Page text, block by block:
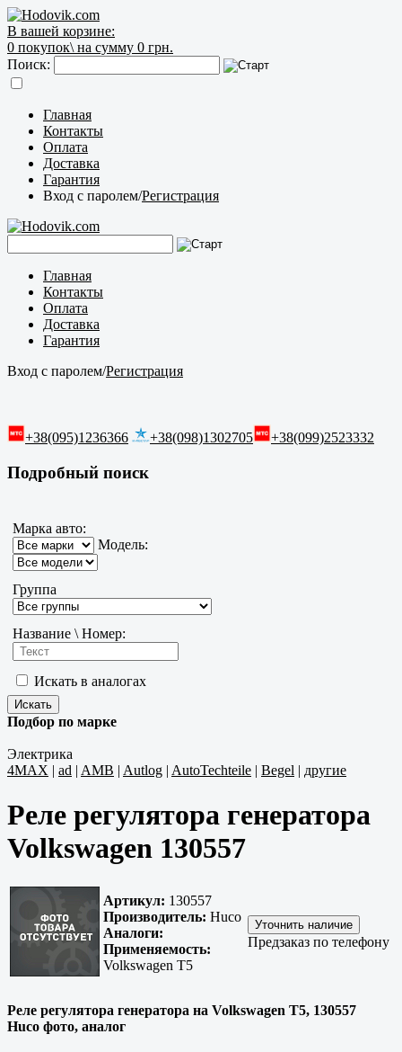
В вашей корзине:
0 покупок\ на сумму 0 грн.
Поиск:
Главная
Контакты
Оплата
Доставка
Гарантия
Вход с паролем/Регистрация
Главная
Контакты
Оплата
Доставка
Гарантия
Вход с паролем/Регистрация
+38(095)1236366 +38(098)1302705 +38(099)2523332
Подробный поиск
Марка авто:
Модель:
Группа
Название \ Номер:
Искать в аналогах
Подбор по марке
Электрика
4MAX | ad | AMB | Autlog | AutoTechteile | Begel | другие
Реле регулятора генератора
Volkswagen 130557
Артикул: 130557
Производитель: Huco
Аналоги:
Применяемость:
Volkswagen T5
Предзаказ по телефону
Реле регулятора генератора на Volkswagen T5, 130557
Huco фото, аналог